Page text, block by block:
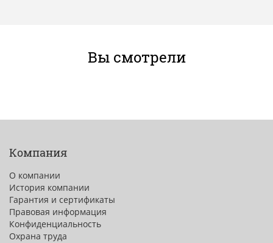
Вы смотрели
Компания
О компании
История компании
Гарантия и сертификаты
Правовая информация
Конфиденциальность
Охрана труда